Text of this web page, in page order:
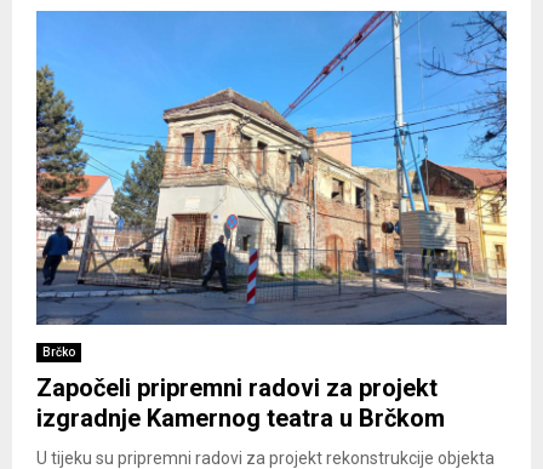
Brčko
Započeli pripremni radovi za projekt
izgradnje Kamernog teatra u Brčkom
U tijeku su pripremni radovi za projekt rekonstrukcije objekta